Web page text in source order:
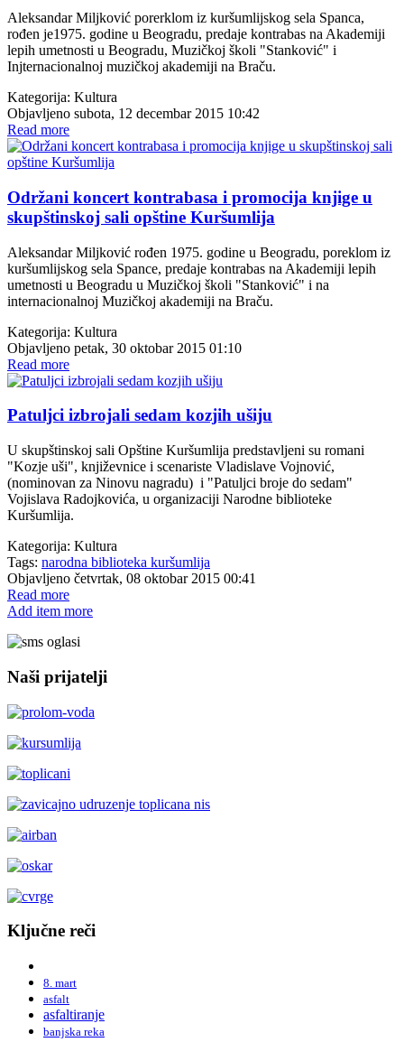
Aleksandar Miljković porerklom iz kuršumlijskog sela Spanca,
rođen je1975. godine u Beogradu, predaje kontrabas na Akademiji
lepih umetnosti u Beogradu, Muzičkoj školi "Stanković" i
Injternacionalnoj muzičkoj akademiji na Braču.
Kategorija: Kultura
Objavljeno subota, 12 decembar 2015 10:42
Read more
Održani koncert kontrabasa i promocija knjige u
skupštinskoj sali opštine Kuršumlija
Aleksandar Miljković rođen 1975. godine u Beogradu, poreklom iz
kuršumlijskog sela Spance, predaje kontrabas na Akademiji lepih
umetnosti u Beogradu u Muzičkoj školi "Stanković" i na
internacionalnoj Muzičkoj akademiji na Braču.
Kategorija: Kultura
Objavljeno petak, 30 oktobar 2015 01:10
Read more
Patuljci izbrojali sedam kozjih ušiju
U skupštinskoj sali Opštine Kuršumlija predstavljeni su romani
"Kozje uši", književnice i scenariste Vladislave Vojnović,
(nominovan za Ninovu nagradu) i "Patuljci broje do sedam"
Vojislava Radojkovića, u organizaciji Narodne biblioteke
Kuršumlija.
Kategorija: Kultura
Tags: narodna biblioteka kuršumlija
Objavljeno četvrtak, 08 oktobar 2015 00:41
Read more
Add item more
Naši prijatelji
Ključne reči
8. mart
asfalt
asfaltiranje
banjska reka